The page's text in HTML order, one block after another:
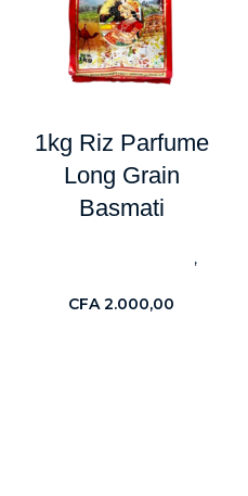
1kg Riz Parfume
Long Grain
Basmati
,
CFA2.000,00